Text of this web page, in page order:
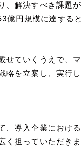
解決すべき課題
億円規模に達する
せていくうえで、
略を立案し、実行
、導入企業におけ
担っていただきま